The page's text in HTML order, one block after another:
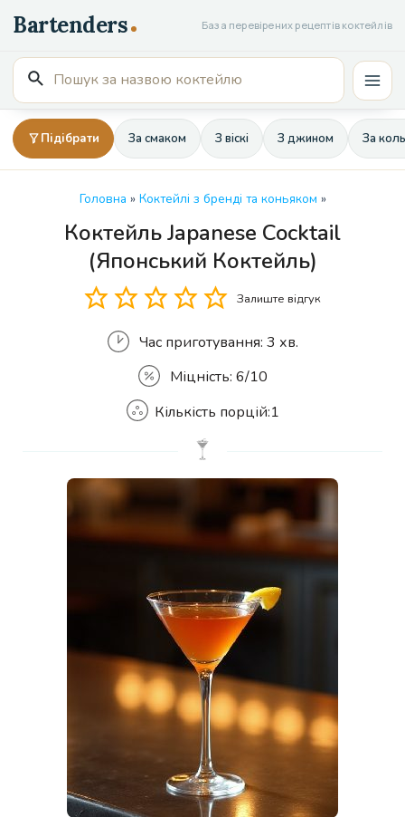
до
вмісту
База перевірених рецептів коктейлів
Пошук
для:
Підібрати За смаком З віскі З джином За
Головна » Коктейлі з бренді та коньяком »
Коктейль Japanese Cocktail
(Японський Коктейль)
Залиште відгук
Час приготування: 3 хв.
Міцність: 6/10
Кількість
Кількість порцій:1